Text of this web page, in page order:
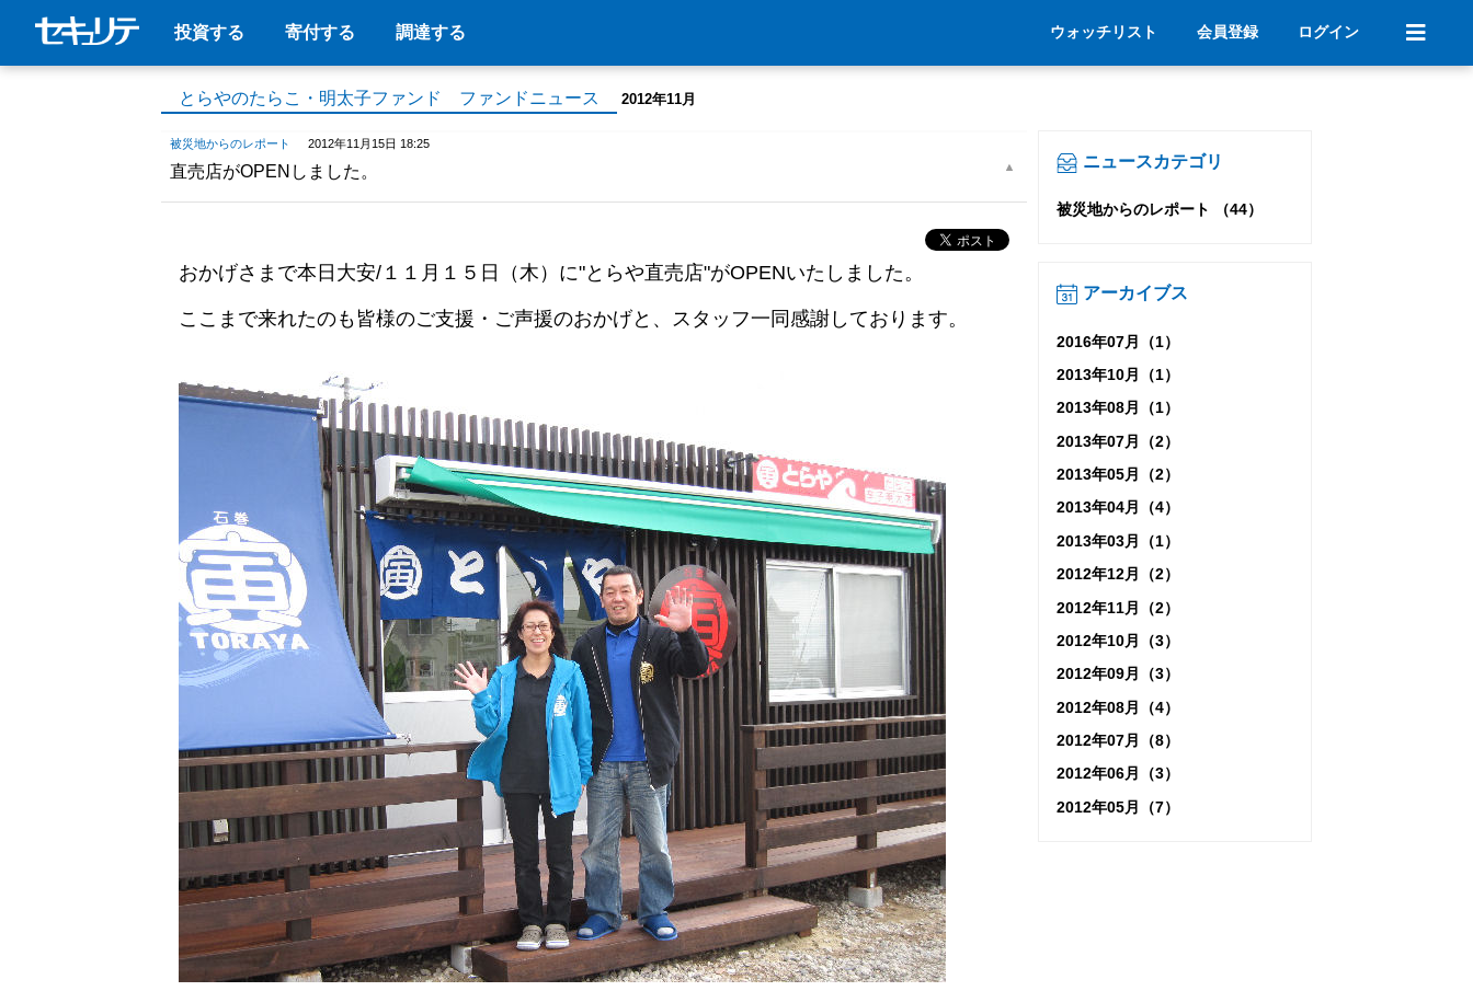
投資する 寄付する 調達する ウォッチリスト 会員登録 ログイン
とらやのたらこ・明太子ファンド ファンドニュース 2012年11月
被災地からのレポート 2012年11月15日 18:25
直売店がOPENしました。
おかげさまで本日大安/１１月１５日（木）に"とらや直売店"がOPENいたしました。
ここまで来れたのも皆様のご支援・ご声援のおかげと、スタッフ一同感謝しております。
ニュースカテゴリ
被災地からのレポート （44）
アーカイブス
2016年07月（1）
2013年10月（1）
2013年08月（1）
2013年07月（2）
2013年05月（2）
2013年04月（4）
2013年03月（1）
2012年12月（2）
2012年11月（2）
2012年10月（3）
2012年09月（3）
2012年08月（4）
2012年07月（8）
2012年06月（3）
2012年05月（7）